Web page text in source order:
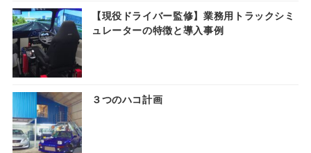
【現役ドライバー監修】業務用トラックシミ
ュレーターの特徴と導入事例
３つのハコ計画